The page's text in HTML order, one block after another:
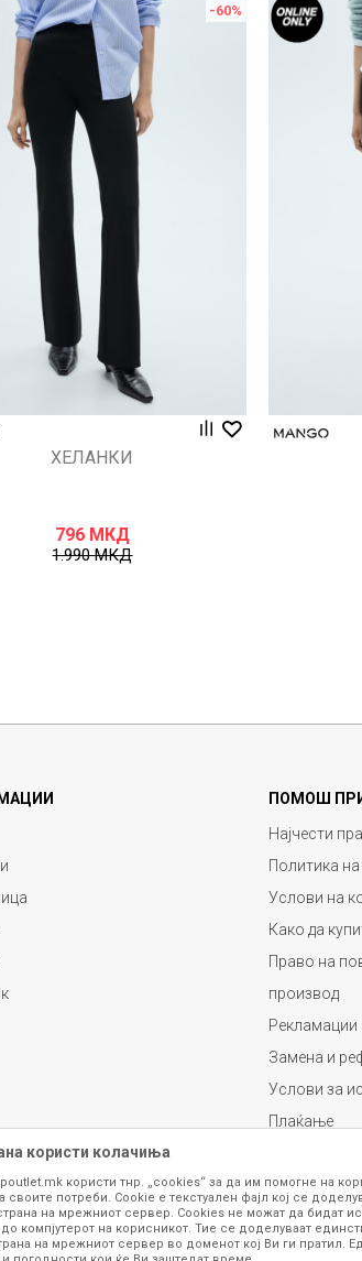
Uporedi
-60%
ХЕЛАНКИ
796 МКД
1.990МКД
ПОМОШ
Најчести
Политика
Услови на
Како да
Право на
производ
Рекламации
Замена и
Услови за
Плаќање
користи колачиња
користи тнр. „cookies“ за да им помогне на
своите потреби. Cookie е текстуален фајл кој се
на мрежниот сервер. Cookies не можат да бидат
компјутерот на корисникот. Тие се доделуваат
на мрежниот сервер во доменот кој Ви ги пратил.